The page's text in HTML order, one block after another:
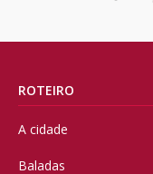
ROTEIRO
A cidade
Baladas